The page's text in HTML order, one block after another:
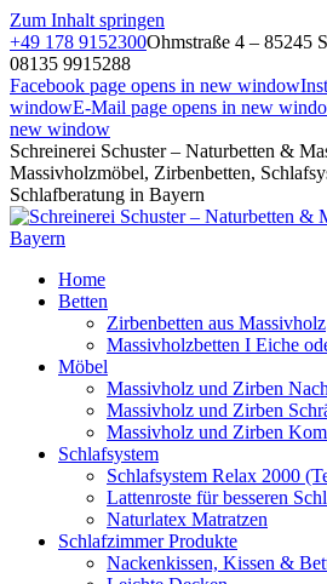
Zum Inhalt springen
+49 178 9152300Ohmstraße 4 – 85245
08135 9915288
Facebook page opens in new window
windowE-Mail page opens in new
new window
Schreinerei Schuster – Naturbetten &
Massivholzmöbel, Zirbenbetten,
Schlafberatung in Bayern
Home
Betten
Zirbenbetten aus Massivholz
Massivholzbetten I Eiche
Möbel
Massivholz und Zirben
Massivholz und Zirben
Massivholz und Zirben
Schlafsystem
Schlafsystem Relax 2000
Lattenroste für besseren
Naturlatex Matratzen
Schlafzimmer Produkte
Nackenkissen, Kissen &